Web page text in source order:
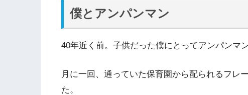
僕とアンパンマン
40年近く前。子供だった僕にとってアンパンマ
月に一回、通っていた保育園から配られるフレ
た。